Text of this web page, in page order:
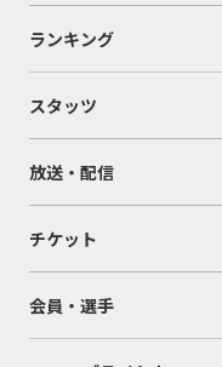
ランキング
スタッツ
放送・配信
チケット
会員・選手